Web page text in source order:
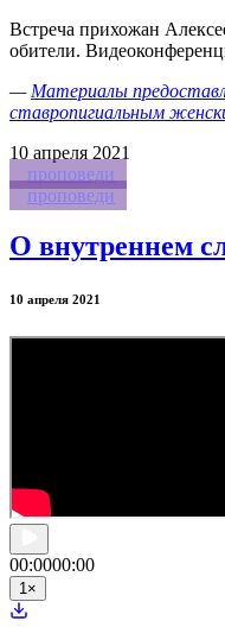
Встреча прихожан
обители.
— Материалы
ставропигиальным
10 апреля 2021
проповеди
проповеди
О внутреннем
10 апреля 2021
00:0000:00
1 ×